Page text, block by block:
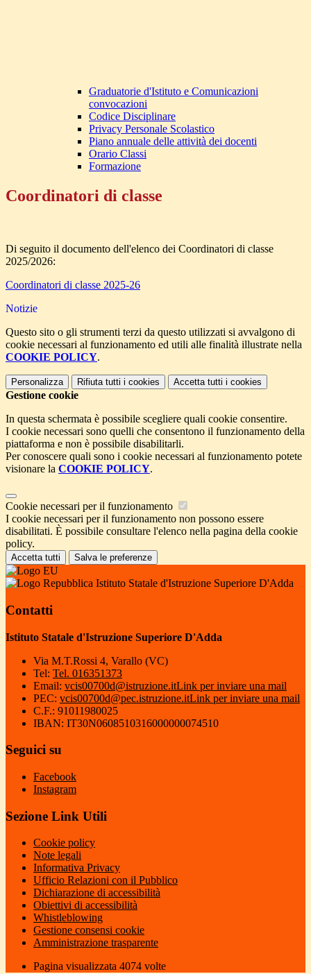
Graduatorie d'Istituto e Comunicazioni
convocazioni
Codice Disciplinare
Privacy Personale Scolastico
Piano annuale delle attività dei docenti
Orario Classi
Formazione
Coordinatori di classe
Di seguito il documento dell'elenco dei Coordinatori di classe
2025/2026:
Coordinatori di classe 2025-26
Notizie
Questo sito o gli strumenti terzi da questo utilizzati si avvalgono di
cookie necessari al funzionamento ed utili alle finalità illustrate nella
COOKIE POLICY.
Personalizza Rifiuta tutti i cookies Accetta tutti i cookies
Gestione cookie
In questa schermata è possibile scegliere quali cookie consentire.
I cookie necessari sono quelli che consentono il funzionamento della
piattaforma e non è possibile disabilitarli.
Per conoscere quali sono i cookie necessari al funzionamento potete
visionare la COOKIE POLICY.
Cookie necessari per il funzionamento
I cookie necessari per il funzionamento non possono essere
disabilitati. È possibile consultare l'elenco nella pagina della cookie
policy.
Accetta tutti Salva le preferenze
Istituto Statale d'Istruzione Superiore D'Adda
Contatti
Istituto Statale d'Istruzione Superiore D'Adda
Via M.T.Rossi 4, Varallo (VC)
Tel: Tel. 016351373
Email: vcis00700d@istruzione.itLink per inviare una mail
PEC: vcis00700d@pec.istruzione.itLink per inviare una mail
C.F.: 91011980025
IBAN: IT30N0608510316000000074510
Seguici su
Facebook
Instagram
Sezione Link Utili
Cookie policy
Note legali
Informativa Privacy
Ufficio Relazioni con il Pubblico
Dichiarazione di accessibilità
Obiettivi di accessibilità
Whistleblowing
Gestione consensi cookie
Amministrazione trasparente
Pagina visualizzata 4074 volte